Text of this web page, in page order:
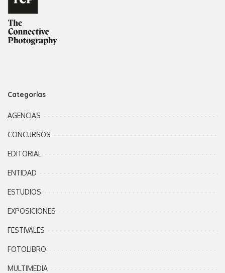
Categorías
AGENCIAS
CONCURSOS
EDITORIAL
ENTIDAD
ESTUDIOS
EXPOSICIONES
FESTIVALES
FOTOLIBRO
MULTIMEDIA